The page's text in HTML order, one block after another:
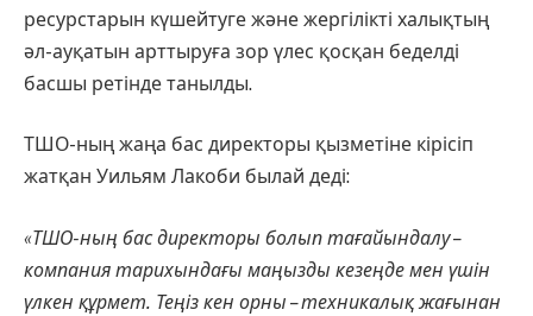
ресурстарын күшейтуге және жергілікті халықтың
әл-ауқатын арттыруға зор үлес қосқан беделді
басшы ретінде танылды.
ТШО-ның жаңа бас директоры қызметіне кірісіп
жатқан Уильям Лакоби былай деді:
«ТШО-ның бас директоры болып тағайындалу –
компания тарихындағы маңызды кезеңде мен үшін
үлкен құрмет. Теңіз кен орны – техникалық жағынан